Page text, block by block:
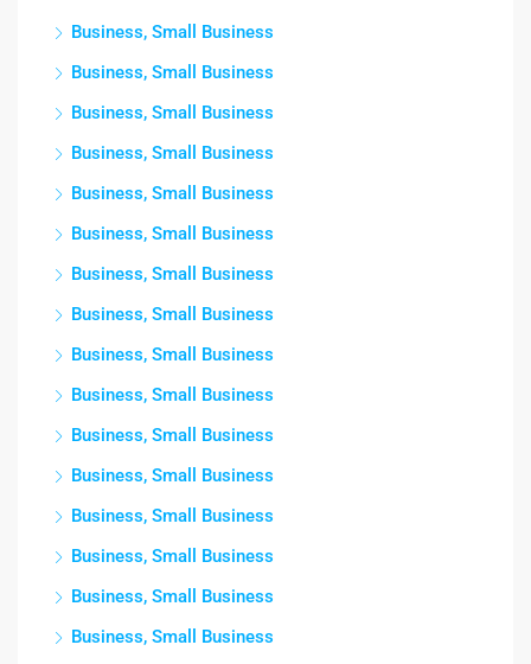
Business, Small Business
Business, Small Business
Business, Small Business
Business, Small Business
Business, Small Business
Business, Small Business
Business, Small Business
Business, Small Business
Business, Small Business
Business, Small Business
Business, Small Business
Business, Small Business
Business, Small Business
Business, Small Business
Business, Small Business
Business, Small Business